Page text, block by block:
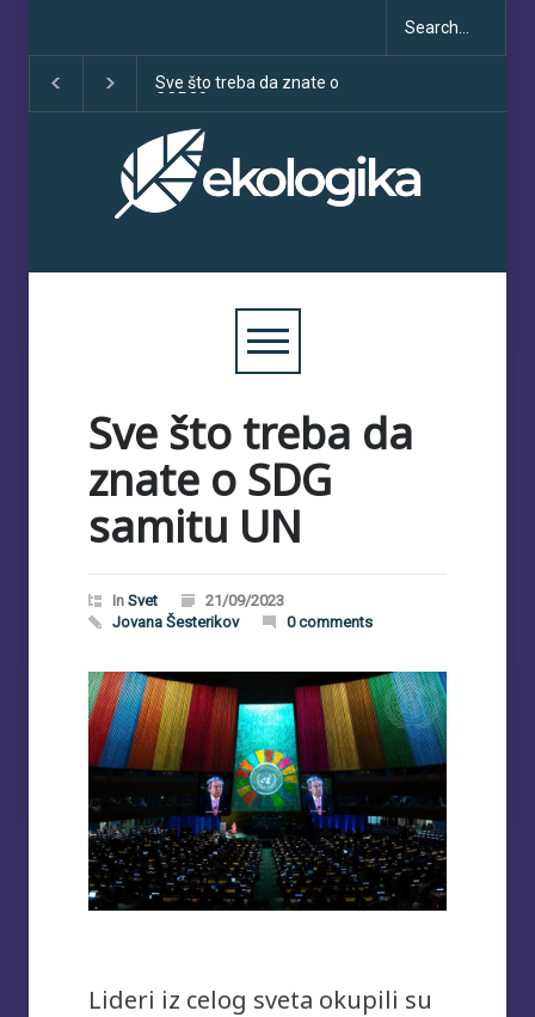
da znate o
Klimatske dezinformacije u
porastu uoči COP30
obećanja i učinka
Sve što treba da
znate o SDG
samitu UN
In Svet
21/09/2023
Jovana Šesterikov
0 comments
Lideri iz celog sveta okupili su